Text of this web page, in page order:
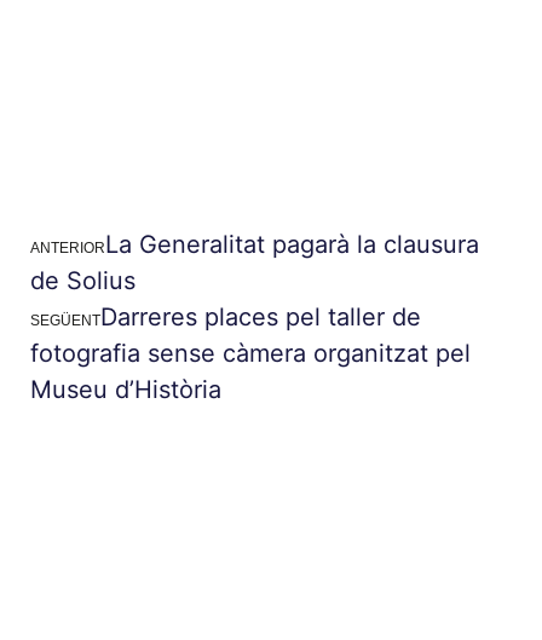
ANTERIORLa Generalitat pagarà la clausura
de Solius
SEGÜENTDarreres places pel taller de
fotografia sense càmera organitzat pel
Museu d’Història